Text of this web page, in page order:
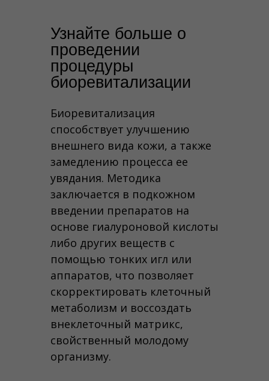
Узнайте больше о
проведении
процедуры
биоревитализации
Биоревитализация
способствует улучшению
внешнего вида кожи, а также
замедлению процесса ее
увядания. Методика
заключается в подкожном
введении препаратов на
основе гиалуроновой кислоты
либо других веществ с
помощью тонких игл или
аппаратов, что позволяет
скорректировать клеточный
метаболизм и воссоздать
внеклеточный матрикс,
свойственный молодому
организму.